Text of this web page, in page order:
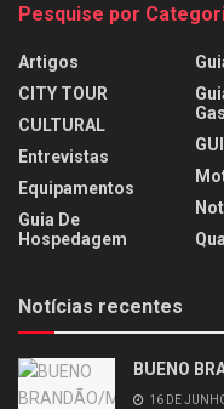
Pesquise por
Artigos
CITY TOUR
CULTURAL
Entrevistas
Equipamentos
Guia De
Hospedagem
Notícias recentes
BUENO
16 DE